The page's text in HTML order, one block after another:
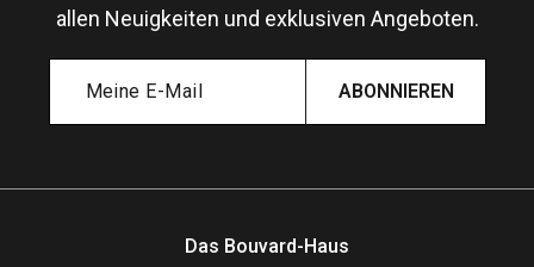
allen Neuigkeiten und exklusiven Angeboten.
ABONNIEREN
Das Bouvard-Haus